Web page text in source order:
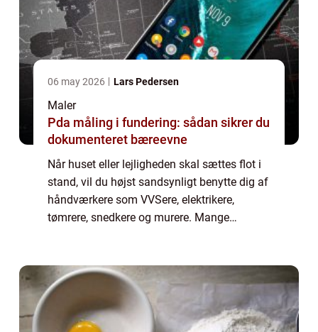
06 may 2026 Lars Pedersen
Maler
Pda måling i fundering: sådan sikrer du
dokumenteret bæreevne
Når huset eller lejligheden skal sættes flot i
stand, vil du højst sandsynligt benytte dig af
håndværkere som VVSere, elektrikere,
tømrere, snedkere og murere. Mange